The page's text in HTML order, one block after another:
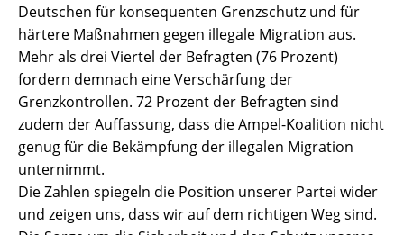
Deutschen für konsequenten Grenzschutz und für
härtere Maßnahmen gegen illegale Migration aus.
Mehr als drei Viertel der Befragten (76 Prozent)
fordern demnach eine Verschärfung der
Grenzkontrollen. 72 Prozent der Befragten sind
zudem der Auffassung, dass die Ampel-Koalition nicht
genug für die Bekämpfung der illegalen Migration
unternimmt.
Die Zahlen spiegeln die Position unserer Partei wider
und zeigen uns, dass wir auf dem richtigen Weg sind.